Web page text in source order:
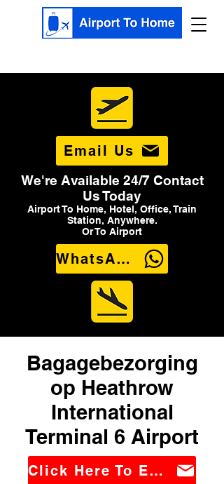
Email Us
We're Available 24/7 Contact
Us Today
Airport To Home, Hotel, Office, Train
Station, Anywhere.
Or To Airport
WhatsApp Us
Bagagebezorging
op Heathrow
International
Terminal 6 Airport
Click Here To Email Us